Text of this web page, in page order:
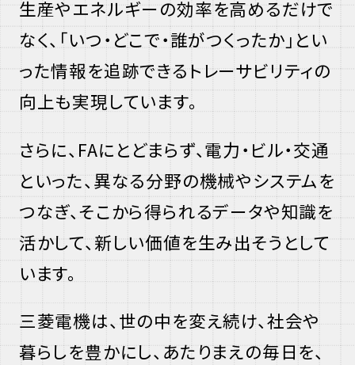
ー
生産やエネルギーの効率を高めるだけで
なく、「いつ・どこで・誰がつくったか」とい
った情報を追跡できるトレーサビリティの
向上も実現しています。
さらに、 FAエ
フ
エ
ー
にとどまらず、電力・ビル・交通
といった、異なる分野の機械やシステムを
つなぎ、そこから得られるデータや知識を
活かして、新しい価値を生み出そうとして
います。
三菱電機は、世の中を変え続け、社会や
暮らしを豊かにし、あたりまえの毎日を、